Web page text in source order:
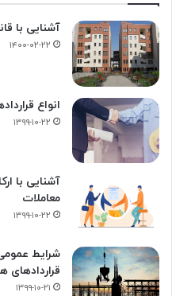
آشنایی با
۱۴۰۰-۰۲-۲۲
انواع
۱۳۹۹-۱۰-۲۲
آشنایی با
معاملات
۱۳۹۹-۱۰-۲۲
شرایط
۱۳۹۹-۱۰-۲۱